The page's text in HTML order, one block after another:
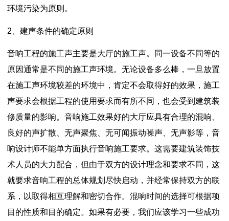
环境污染为原则。
2、建声条件的确定原则
音响工程的施工声主要是大厅的施工声。同一设备不同等的
原因通常是不同的施工声环境。无论设备多么棒，一旦放置
在施工声环境较差的环境中，肯定不会取得好的效果，施工
声要求会根据工程的使用要求而有所不同，也会受到建筑装
修质量的影响。音响施工效果好的大厅应具有合理的混响、
良好的声扩散、无声聚焦、无可闻振动噪声、无声影等，音
响设计师不能单方面执行音响施工要求。这需要建筑装饰技
术人员的大力配合，但由于双方的设计理念和要求不同，这
就要求音响工程的总体规划尽快启动，并经常保持双方的联
系，以取得相互理解和密切合作。混响时间的选择可根据项
目的性质和目的确定。如果有必要，我们应该学习一些成功